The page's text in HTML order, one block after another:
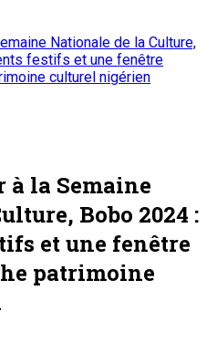
la Semaine
Bobo 2024 :
et une fenêtre
patrimoine
Bianou sur la scène du